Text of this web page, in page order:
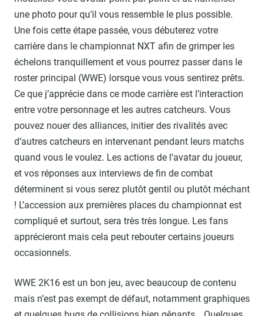
une photo pour qu’il vous ressemble le plus possible.
Une fois cette étape passée, vous débuterez votre
carrière dans le championnat NXT afin de grimper les
échelons tranquillement et vous pourrez passer dans le
roster principal (WWE) lorsque vous vous sentirez prêts.
Ce que j’apprécie dans ce mode carrière est l’interaction
entre votre personnage et les autres catcheurs. Vous
pouvez nouer des alliances, initier des rivalités avec
d’autres catcheurs en intervenant pendant leurs matchs
quand vous le voulez. Les actions de l’avatar du joueur,
et vos réponses aux interviews de fin de combat
déterminent si vous serez plutôt gentil ou plutôt méchant
! L’accession aux premières places du championnat est
compliqué et surtout, sera très très longue. Les fans
apprécieront mais cela peut rebouter certains joueurs
occasionnels.
WWE 2K16 est un bon jeu, avec beaucoup de contenu
mais n’est pas exempt de défaut, notamment graphiques